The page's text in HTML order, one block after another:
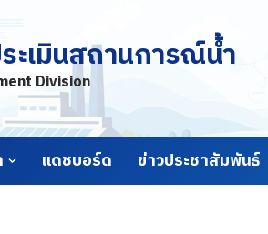
ะเมินสถานการณ์น้ำ
Division
แดชบอร์ด ข่าวประชาสัมพันธ์